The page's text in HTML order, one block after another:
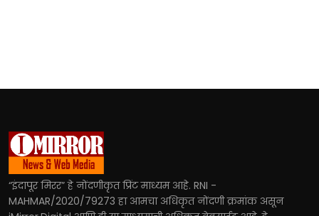
“इंदापूर मिरर” हे नोंदणीकृत प्रिंट माध्यम आहे. RNI -
MAHMAR/2020/79273 हा आमचा अधिकृत नोंदणी क्रमांक असून